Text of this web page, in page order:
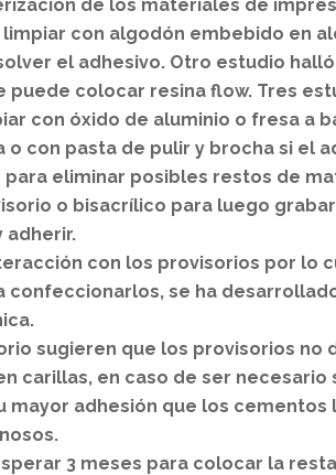
de los materiales de
con algodón embebido en
el adhesivo. Otro estudio
puede colocar resina flow. Tres
con óxido de aluminio o fresa a
o con pasta de pulir y brocha si el
eliminar posibles restos de
o bisacrílico para luego
adherir.
con los provisorios por lo
confeccionarlos, se ha
sugieren que los provisorios no
carillas, en caso de ser necesario
mayor adhesión que los cementos
3 meses para colocar la